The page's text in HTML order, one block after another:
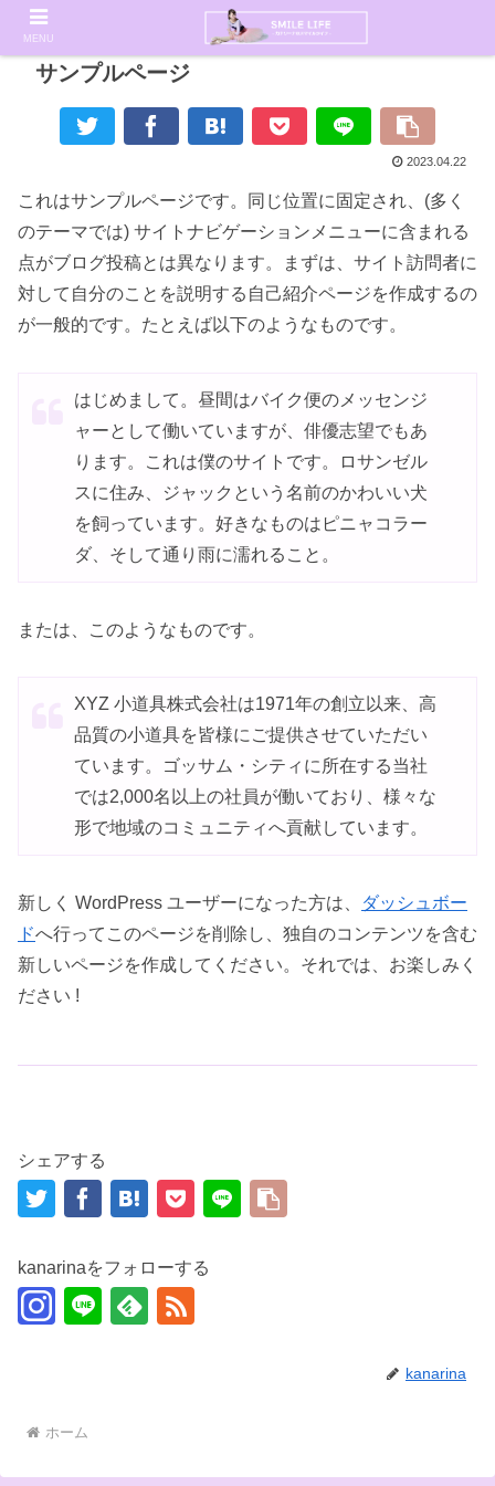
サンプルページ
2023.04.22
これはサンプルページです。同じ位置に固定され、(多く
のテーマでは) サイトナビゲーションメニューに含まれる
点がブログ投稿とは異なります。まずは、サイト訪問者に
対して自分のことを説明する自己紹介ページを作成するの
が一般的です。たとえば以下のようなものです。
はじめまして。昼間はバイク便のメッセンジ
ャーとして働いていますが、俳優志望でもあ
ります。これは僕のサイトです。ロサンゼル
スに住み、ジャックという名前のかわいい犬
を飼っています。好きなものはピニャコラー
ダ、そして通り雨に濡れること。
または、このようなものです。
XYZ 小道具株式会社は1971年の創立以来、高
品質の小道具を皆様にご提供させていただい
ています。ゴッサム・シティに所在する当社
では2,000名以上の社員が働いており、様々な
形で地域のコミュニティへ貢献しています。
新しく WordPress ユーザーになった方は、
ダッシュボー
ドへ行ってこのページを削除し、独自のコンテンツを含む
新しいページを作成してください。それでは、お楽しみく
ださい !
シェアする
kanarinaをフォローする
kanarina
ホーム
MENU